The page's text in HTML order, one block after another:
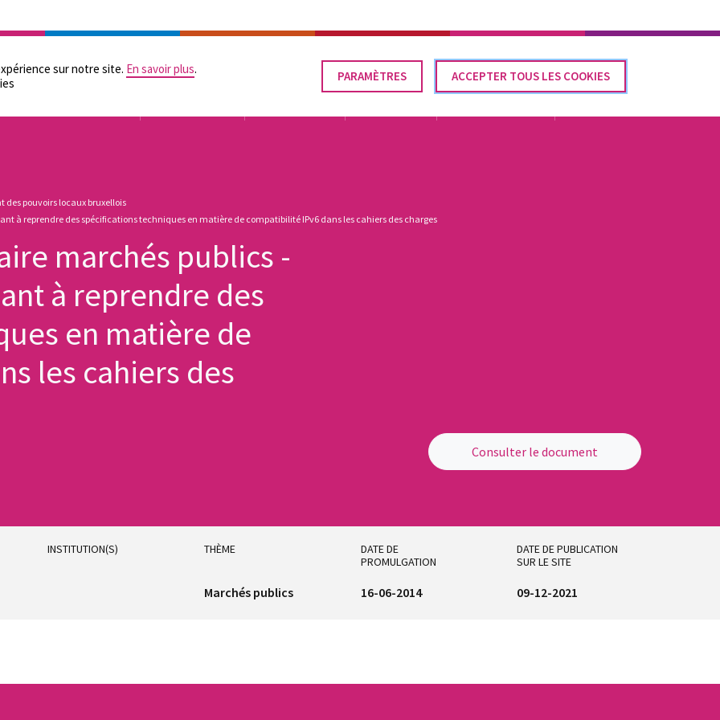
sur notre site. En savoir plus.
PARAMÈTRES ACCEPTER TOUS LES COOKIES
RETIRER
LE
ÉGALITÉ DES CHANCES CONTACT FR Élections communales 2024
des pouvoirs locaux bruxellois
à reprendre des spécifications techniques en matière de compatibilité IPv6 dans les cahiers des charges
marchés publics -
à reprendre des
en matière de
les cahiers des
Consulter le document
INSTITUTION(S) THÈME
Marchés publics
DATE DE
PROMULGATION
16-06-2014
DATE DE PUBLICATION
SUR LE SITE
09-12-2021